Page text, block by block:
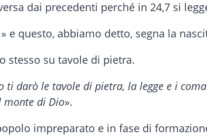
dai precedenti perché in 24,7 si
» e questo, abbiamo detto, segna la
stesso su tavole di pietra.
ti darò le tavole di pietra, la legge e i
monte di Dio».
impreparato e in fase di